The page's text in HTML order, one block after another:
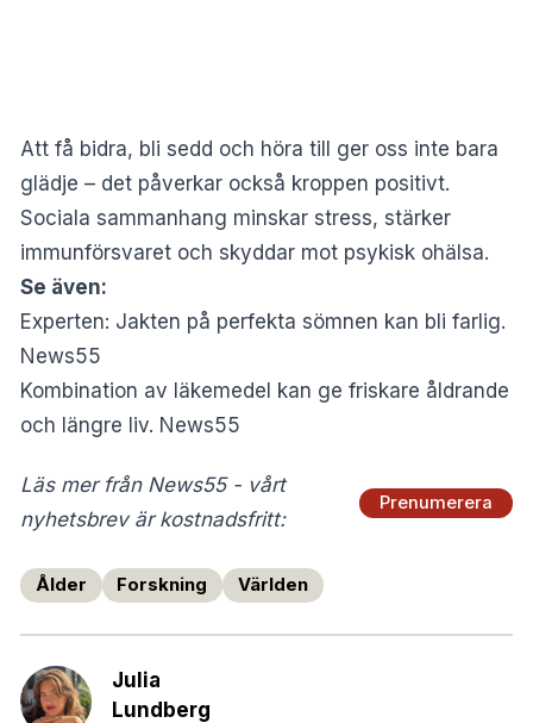
Att få bidra, bli sedd och höra till ger oss inte bara
glädje – det påverkar också kroppen positivt.
Sociala sammanhang minskar stress, stärker
immunförsvaret och skyddar mot psykisk ohälsa.
Se även:
Experten: Jakten på perfekta sömnen kan bli farlig.
News55
Kombination av läkemedel kan ge friskare åldrande
och längre liv. News55
Läs mer från News55 - vårt
nyhetsbrev är kostnadsfritt:
Prenumerera
Ålder Forskning Världen
Julia
Lundberg